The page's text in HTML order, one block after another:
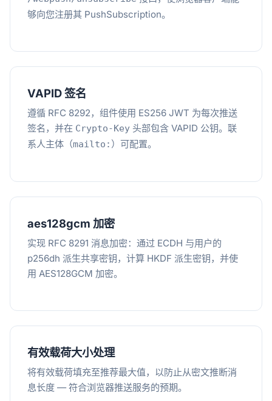
够向您注册其 PushSubscription。
VAPID 签名
遵循 RFC 8292，组件使用 ES256 JWT 为每次推送
签名，并在 Crypto-Key 头部包含 VAPID 公钥。联
系人主体（mailto: ）可配置。
aes128gcm 加密
实现 RFC 8291 消息加密：通过 ECDH 与用户的
p256dh 派生共享密钥，计算 HKDF 派生密钥，并使
用 AES128GCM 加密。
有效载荷大小处理
将有效载荷填充至推荐最大值，以防止从密文推断消
息长度 — 符合浏览器推送服务的预期。